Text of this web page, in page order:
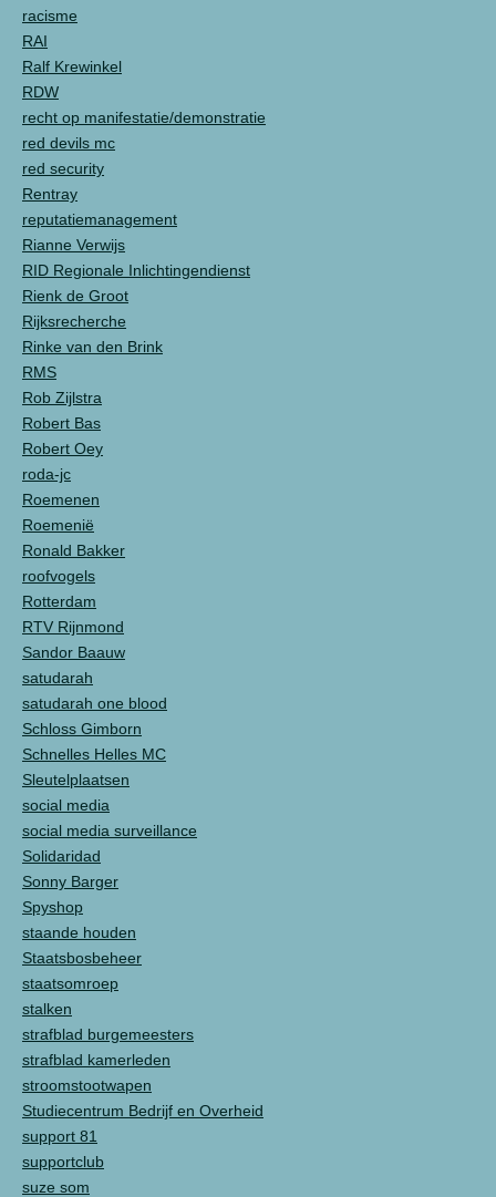
racisme
RAI
Ralf Krewinkel
RDW
recht op manifestatie/demonstratie
red devils mc
red security
Rentray
reputatiemanagement
Rianne Verwijs
RID Regionale Inlichtingendienst
Rienk de Groot
Rijksrecherche
Rinke van den Brink
RMS
Rob Zijlstra
Robert Bas
Robert Oey
roda-jc
Roemenen
Roemenië
Ronald Bakker
roofvogels
Rotterdam
RTV Rijnmond
Sandor Baauw
satudarah
satudarah one blood
Schloss Gimborn
Schnelles Helles MC
Sleutelplaatsen
social media
social media surveillance
Solidaridad
Sonny Barger
Spyshop
staande houden
Staatsbosbeheer
staatsomroep
stalken
strafblad burgemeesters
strafblad kamerleden
stroomstootwapen
Studiecentrum Bedrijf en Overheid
support 81
supportclub
suze som